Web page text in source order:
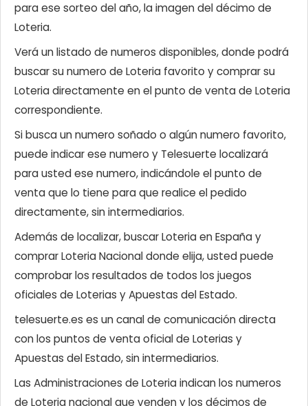
para ese sorteo del año, la imagen del décimo de
Loteria.
Verá un listado de numeros disponibles, donde podrá
buscar su numero de Loteria favorito y comprar su
Loteria directamente en el punto de venta de Loteria
correspondiente.
Si busca un numero soñado o algún numero favorito,
puede indicar ese numero y Telesuerte localizará
para usted ese numero, indicándole el punto de
venta que lo tiene para que realice el pedido
directamente, sin intermediarios.
Además de localizar, buscar Loteria en España y
comprar Loteria Nacional donde elija, usted puede
comprobar los resultados de todos los juegos
oficiales de Loterias y Apuestas del Estado.
telesuerte.es es un canal de comunicación directa
con los puntos de venta oficial de Loterias y
Apuestas del Estado, sin intermediarios.
Las Administraciones de Loteria indican los numeros
de Loteria nacional que venden y los décimos de